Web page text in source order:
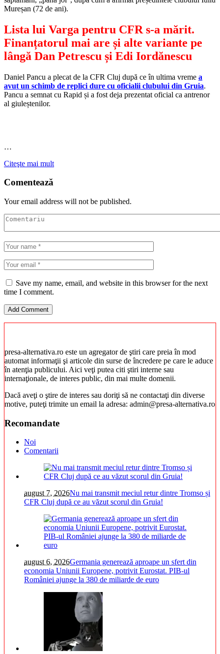
Mureșan (72 de ani).
Lista lui Varga pentru CFR s-a mărit.
Finanțatorul mai are și alte variante pe
lângă Dan Petrescu și Edi Iordănescu
Daniel Pancu a plecat de la CFR Cluj după ce în ultima vreme a
avut un schimb de replici dure cu oficialii clubului din Gruia.
Pancu a semnat cu Rapid și a fost deja prezentat oficial ca antrenor
al giuleștenilor.
…
Citeşte mai mult
Comentează
Your email address will not be published.
Save my name, email, and website in this browser for the next
time I comment.
presa-alternativa.ro este un agregator de ştiri care preia în mod
automat informaţii şi articole din surse de încredere pe care le aduce
în atenţia publicului. Aici veţi putea citi ştiri interne sau
internaţionale, de interes public, din mai multe domenii.
Dacă aveţi o ştire de interes sau doriţi să ne contactaţi din diverse
motive, puteţi trimite un email la adresa: admin@presa-alternativa.ro
Recomandate
Noi
Comentarii
august 7, 2026Nu mai transmit meciul retur dintre Tromso și
CFR Cluj după ce au văzut scorul din Gruia!
august 6, 2026Germania generează aproape un sfert din
economia Uniunii Europene, potrivit Eurostat. PIB-ul
României ajunge la 380 de miliarde de euro